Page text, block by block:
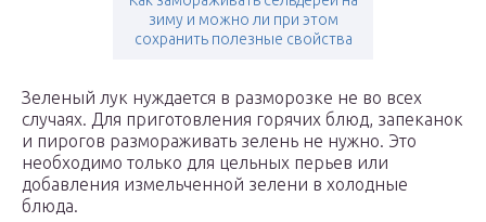
зиму и можно ли при этом
сохранить полезные свойства
Зеленый лук нуждается в разморозке не во всех
случаях. Для приготовления горячих блюд, запеканок
и пирогов размораживать зелень не нужно. Это
необходимо только для цельных перьев или
добавления измельченной зелени в холодные
блюда.